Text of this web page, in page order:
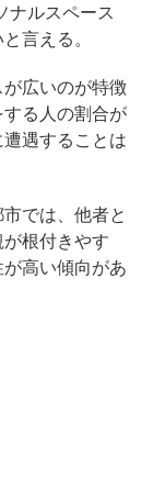
ナルスペース
言える。
広いのが特徴
る人の割合が
遇することは
では、他者と
根付きやす
高い傾向があ